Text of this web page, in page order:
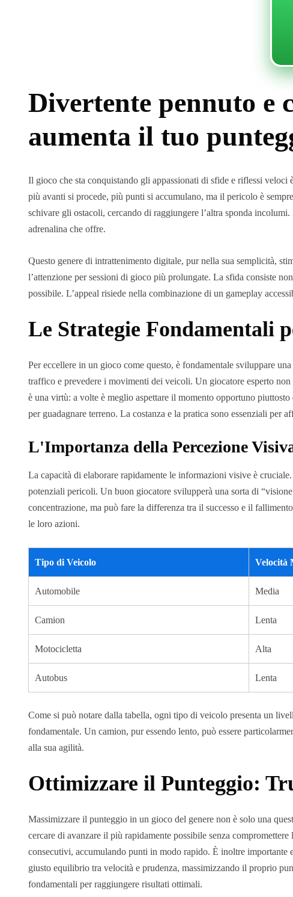
Divertente pennuto e
aumenta il tuo
Il gioco che sta conquistando gli appassionati di sfide e riflessi
più avanti si procede, più punti si accumulano, ma il pericolo è
schivare gli ostacoli, cercando di raggiungere l’altra sponda
adrenalina che offre.
Questo genere di intrattenimento digitale, pur nella sua semplicità,
l’attenzione per sessioni di gioco più prolungate. La sfida consiste
possibile. L’appeal risiede nella combinazione di un gameplay
Le Strategie Fondamentali
Per eccellere in un gioco come questo, è fondamentale sviluppare
traffico e prevedere i movimenti dei veicoli. Un giocatore esperto
è una virtù: a volte è meglio aspettare il momento opportuno
per guadagnare terreno. La costanza e la pratica sono essenziali per
L'Importanza della Percezione
La capacità di elaborare rapidamente le informazioni visive è
potenziali pericoli. Un buon giocatore svilupperà una sorta di
concentrazione, ma può fare la differenza tra il successo e il
le loro azioni.
Tipo di Veicolo Velocità
Automobile Media
Camion Lenta
Motocicletta Alta
Autobus Lenta
Come si può notare dalla tabella, ogni tipo di veicolo presenta un
fondamentale. Un camion, pur essendo lento, può essere
alla sua agilità.
Ottimizzare il Punteggio:
Massimizzare il punteggio in un gioco del genere non è solo una
cercare di avanzare il più rapidamente possibile senza
consecutivi, accumulando punti in modo rapido. È inoltre
giusto equilibrio tra velocità e prudenza, massimizzando il proprio
fondamentali per raggiungere risultati ottimali.